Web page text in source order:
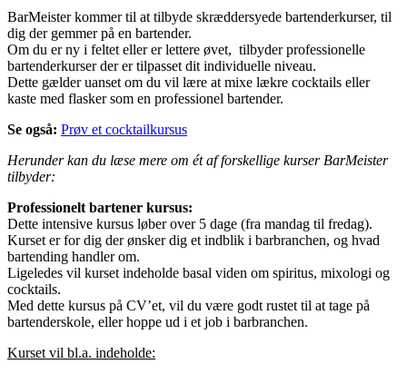
BarMeister kommer til at tilbyde skræddersyede bartenderkurser, til
dig der gemmer på en bartender.
Om du er ny i feltet eller er lettere øvet, tilbyder professionelle
bartenderkurser der er tilpasset dit individuelle niveau.
Dette gælder uanset om du vil lære at mixe lækre cocktails eller
kaste med flasker som en professionel bartender.
Se også: Prøv et cocktailkursus
Herunder kan du læse mere om ét af forskellige kurser BarMeister
tilbyder:
Professionelt bartener kursus:
Dette intensive kursus løber over 5 dage (fra mandag til fredag).
Kurset er for dig der ønsker dig et indblik i barbranchen, og hvad
bartending handler om.
Ligeledes vil kurset indeholde basal viden om spiritus, mixologi og
cocktails.
Med dette kursus på CV’et, vil du være godt rustet til at tage på
bartenderskole, eller hoppe ud i et job i barbranchen.
Kurset vil bl.a. indeholde: